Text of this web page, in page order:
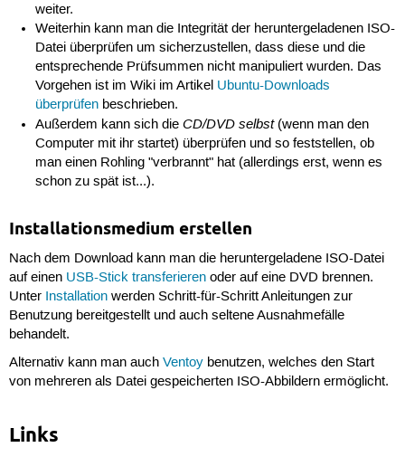
weiter.
Weiterhin kann man die Integrität der heruntergeladenen ISO-
Datei überprüfen um sicherzustellen, dass diese und die
entsprechende Prüfsummen nicht manipuliert wurden. Das
Vorgehen ist im Wiki im Artikel Ubuntu-Downloads
überprüfen beschrieben.
Außerdem kann sich dieCD/DVD selbst(wenn man den
Computer mit ihr startet) überprüfen und so feststellen, ob
man einen Rohling "verbrannt" hat (allerdings erst, wenn es
schon zu spät ist...).
Installationsmedium erstellen
Nach dem Download kann man die heruntergeladene ISO-Datei
auf einen USB-Stick transferierenoder auf eine DVD brennen.
Unter Installationwerden Schritt-für-Schritt Anleitungen zur
Benutzung bereitgestellt und auch seltene Ausnahmefälle
behandelt.
Alternativ kann man auch Ventoybenutzen, welches den Start
von mehreren als Datei gespeicherten ISO-Abbildern ermöglicht.
Links